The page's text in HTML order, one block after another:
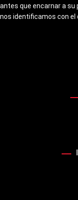
antes que encarnar a su
nos identificamos con el